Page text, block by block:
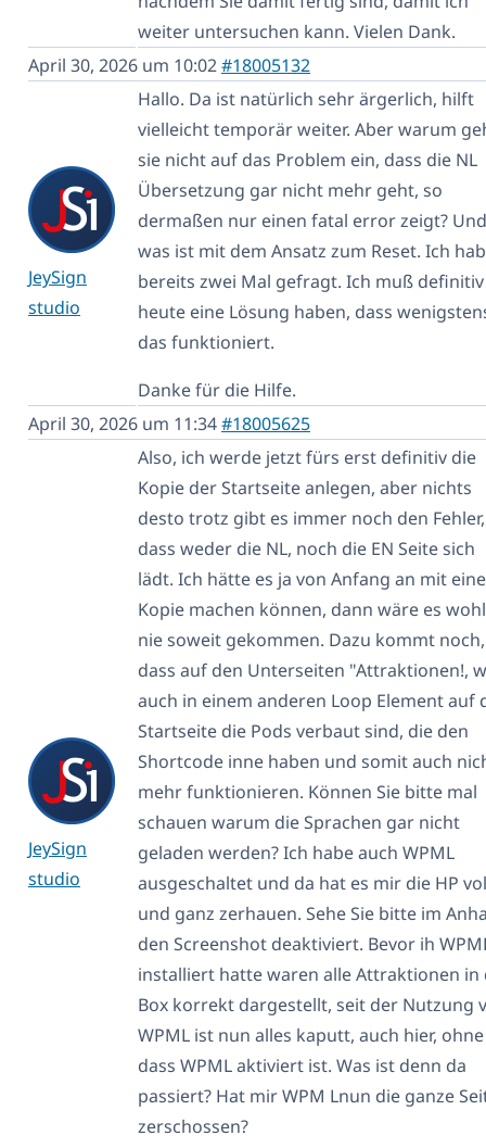
weiter untersuchen kann. Vielen Dank.
April 30, 2026 um 10:02#18005132
JeySign
studio
Hallo. Da ist natürlich sehr ärgerlich, hilft
vielleicht temporär weiter. Aber warum
sie nicht auf das Problem ein, dass die NL
Übersetzung gar nicht mehr geht, so
dermaßen nur einen fatal error zeigt? Und
was ist mit dem Ansatz zum Reset. Ich
bereits zwei Mal gefragt. Ich muß definitiv
heute eine Lösung haben, dass
das funktioniert.
Danke für die Hilfe.
April 30, 2026 um 11:34#18005625
JeySign
studio
Also, ich werde jetzt fürs erst definitiv die
Kopie der Startseite anlegen, aber nichts
desto trotz gibt es immer noch den Fehler,
dass weder die NL, noch die EN Seite sich
lädt. Ich hätte es ja von Anfang an mit
Kopie machen können, dann wäre es wohl
nie soweit gekommen. Dazu kommt noch,
dass auf den Unterseiten "Attraktionen!,
auch in einem anderen Loop Element auf
Startseite die Pods verbaut sind, die den
Shortcode inne haben und somit auch
mehr funktionieren. Können Sie bitte mal
schauen warum die Sprachen gar nicht
geladen werden? Ich habe auch WPML
ausgeschaltet und da hat es mir die HP
und ganz zerhauen. Sehe Sie bitte im
den Screenshot deaktiviert. Bevor ih
installiert hatte waren alle Attraktionen in
Box korrekt dargestellt, seit der Nutzung
WPML ist nun alles kaputt, auch hier, ohne
dass WPML aktiviert ist. Was ist denn da
passiert? Hat mir WPM Lnun die ganze
zerschossen?